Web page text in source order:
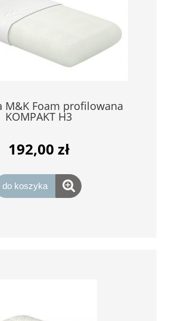
M&K Foam profilowana
KOMPAKT H3
192,00 zł
do koszyka